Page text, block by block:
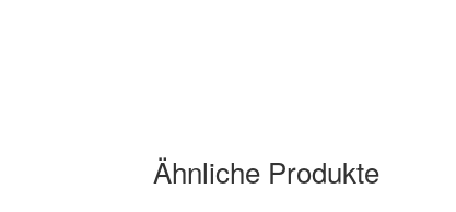
Ähnliche Produkte